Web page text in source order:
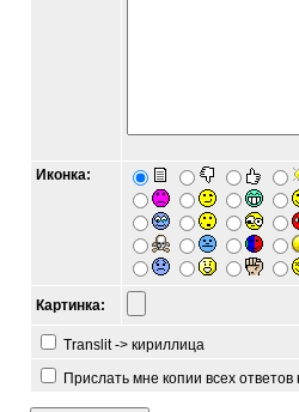
Иконка:
Картинка:
Translit -> кириллица
Прислать мне копии всех